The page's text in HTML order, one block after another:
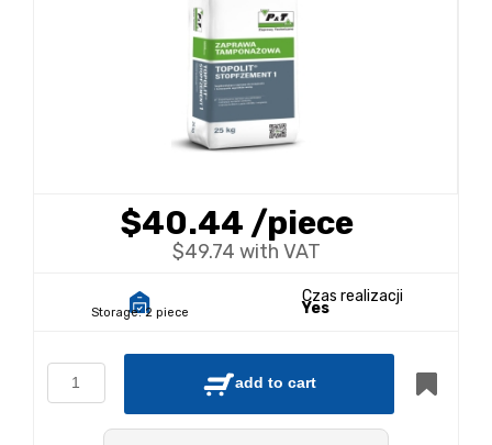
$40.44 /piece
$49.74 with VAT
Storage: 2 piece
Czas realizacji
Yes
add to cart